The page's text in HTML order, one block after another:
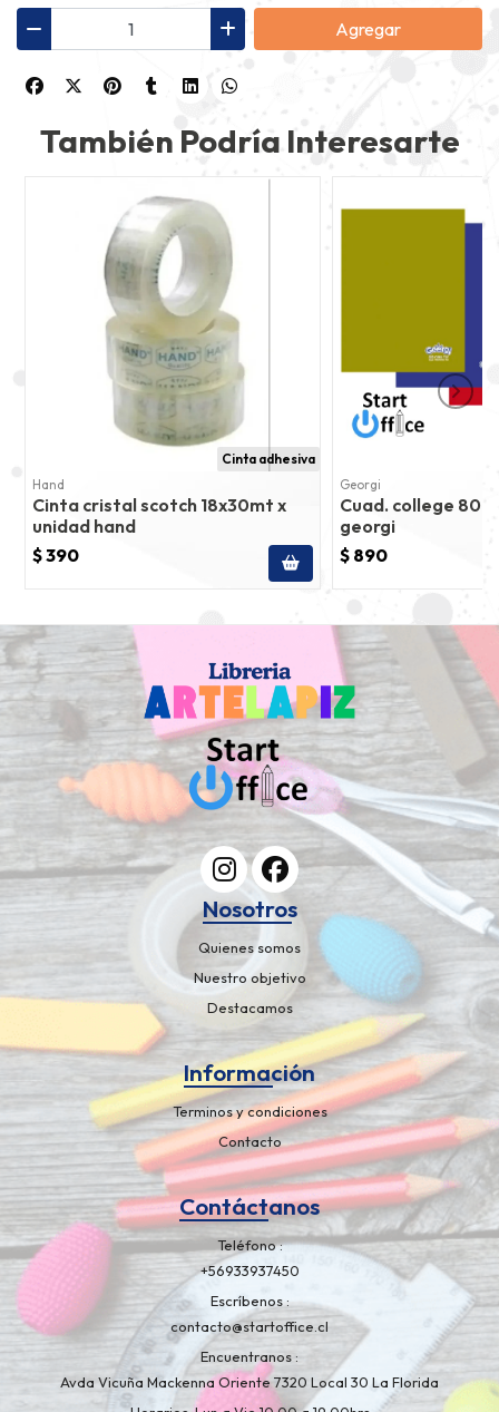
Agregar
También Podría Interesarte
Cinta adhesiva
Hand
Cinta cristal scotch 18x30mt x
unidad hand
$ 390
Georgi
Cuad. college 80
georgi
$ 890
Nosotros
Quienes somos
Nuestro objetivo
Destacamos
Información
Terminos y condiciones
Contacto
Contáctanos
Teléfono
+56933937450
Escríbenos
contacto@startoffice.cl
Encuentranos
Avda Vicuña Mackenna Oriente 7320 Local 30 La Florida